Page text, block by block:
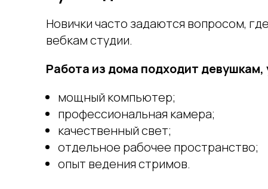
Новички часто задаются вопросом,
вебкам студии.
Работа из дома подходит девушкам,
мощный компьютер;
профессиональная камера;
качественный свет;
отдельное рабочее пространство;
опыт ведения стримов.